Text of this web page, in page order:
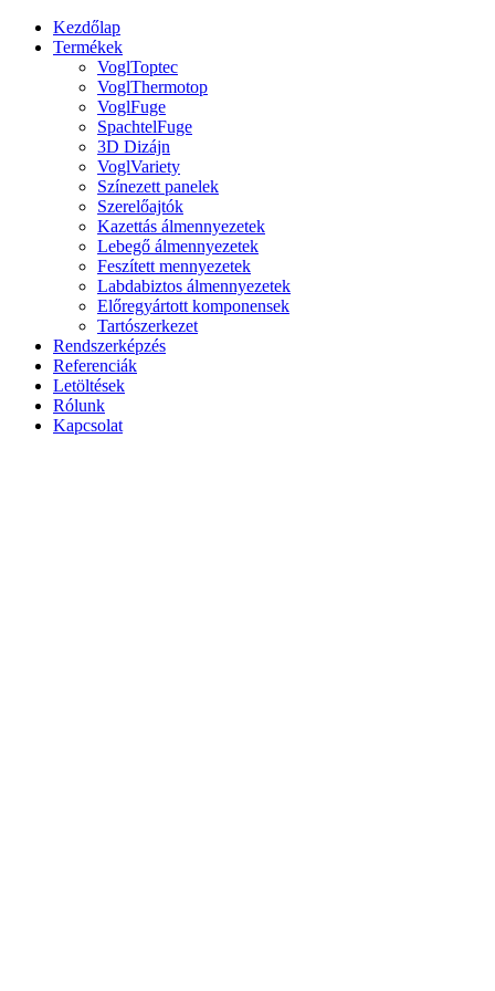
Kezdőlap
Termékek
VoglToptec
VoglThermotop
VoglFuge
SpachtelFuge
3D Dizájn
VoglVariety
Színezett panelek
Szerelőajtók
Kazettás álmennyezetek
Lebegő álmennyezetek
Feszített mennyezetek
Labdabiztos álmennyezetek
Előregyártott komponensek
Tartószerkezet
Rendszerképzés
Referenciák
Letöltések
Rólunk
Kapcsolat